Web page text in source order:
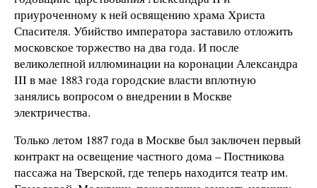
приуроченному к ней освящению храма Христа
Спасителя. Убийство императора заставило отложить
московское торжество на два года. И после
великолепной иллюминации на коронации Александра
III в мае 1883 года городские власти вплотную
занялись вопросом о внедрении в Москве
электричества.
Только летом 1887 года в Москве был заключен первый
контракт на освещение частного дома – Постникова
пассажа на Тверской, где теперь находится театр им.